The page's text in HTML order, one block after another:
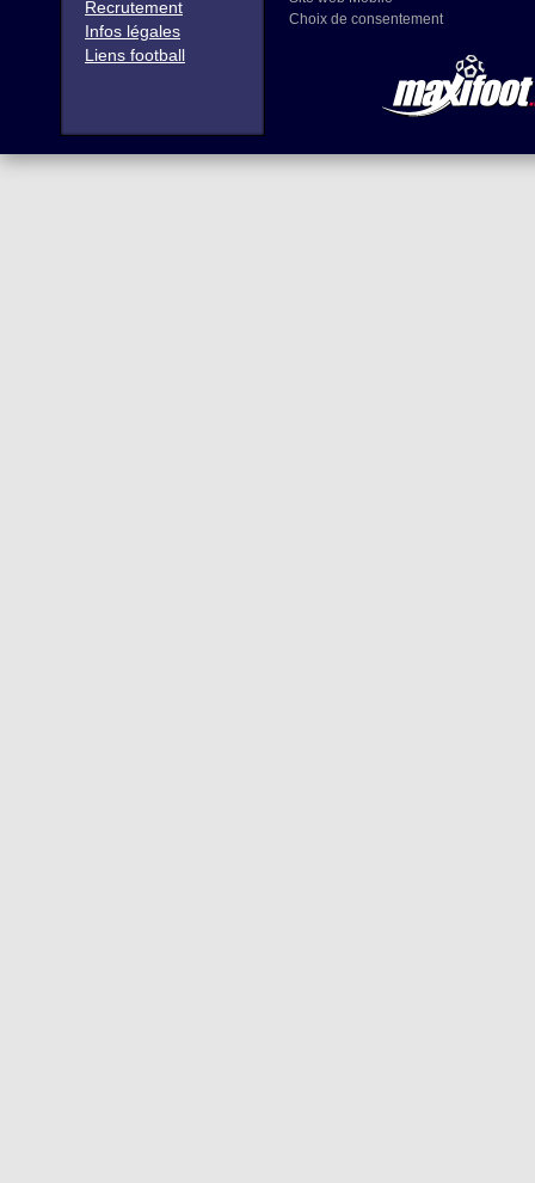
Recrutement
Infos légales
Liens football
Choix de consentement